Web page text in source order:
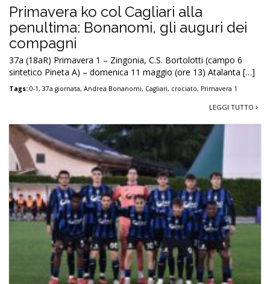
Primavera ko col Cagliari alla
penultima: Bonanomi, gli auguri dei
compagni
37a (18aR) Primavera 1 – Zingonia, C.S. Bortolotti (campo 6
sintetico Pineta A) – domenica 11 maggio (ore 13) Atalanta […]
Tags: 0-1, 37a giornata, Andrea Bonanomi, Cagliari, crociato, Primavera 1
LEGGI TUTTO